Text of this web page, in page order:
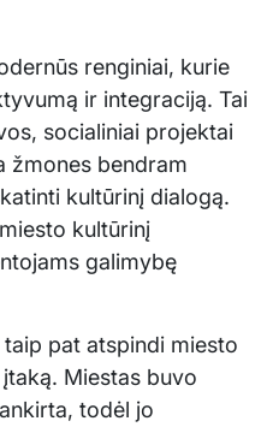
renginiai, kurie
ir integraciją. Tai
socialiniai projektai
žmones bendram
kultūrinį dialogą.
kultūrinį
galimybę
pat atspindi miesto
Miestas buvo
todėl jo